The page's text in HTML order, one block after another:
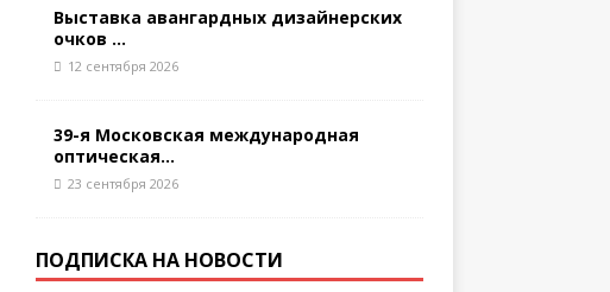
Выставка авангардных дизайнерских
очков ...
12 сентября 2026
39-я Московская международная
оптическая...
23 сентября 2026
ПОДПИСКА НА НОВОСТИ